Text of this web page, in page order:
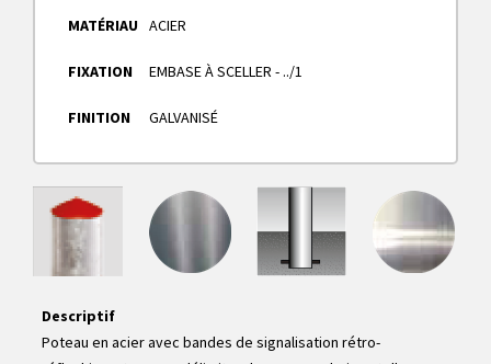
MATÉRIAU ACIER
FIXATION EMBASE À SCELLER - ../1
FINITION GALVANISÉ
Descriptif
Poteau en acier avec bandes de signalisation rétro-